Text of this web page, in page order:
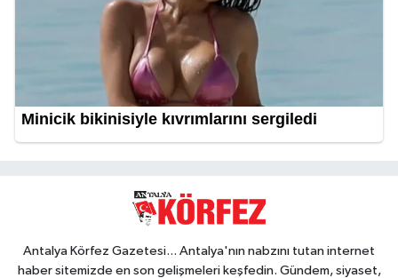
Antalya Körfez Gazetesi... Antalya'nın nabzını tutan internet
haber sitemizde en son gelişmeleri keşfedin. Gündem, siyaset,